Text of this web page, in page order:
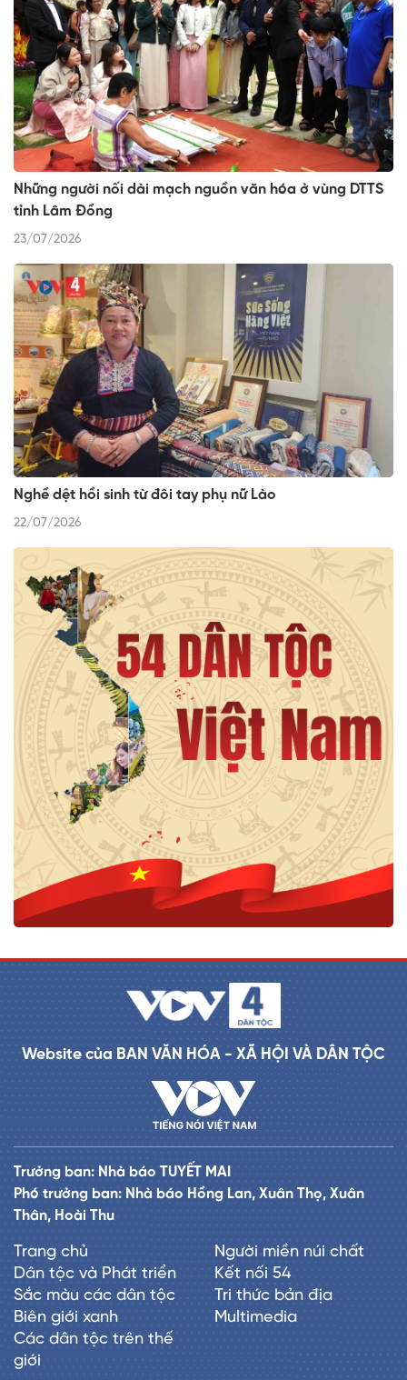
Những người nối dài mạch nguồn văn hóa ở vùng DTTS
tỉnh Lâm Đồng
23/07/2026
Nghề dệt hồi sinh từ đôi tay phụ nữ Lào
22/07/2026
Website của BAN VĂN HÓA - XÃ HỘI VÀ DÂN TỘC
Trưởng ban: Nhà báo TUYẾT MAI
Phó trưởng ban: Nhà báo Hồng Lan, Xuân Thọ, Xuân
Thân, Hoài Thu
Trang chủ
Dân tộc và Phát triển
Sắc màu các dân tộc
Biên giới xanh
Các dân tộc trên thế
giới
Người miền núi chất
Kết nối 54
Tri thức bản địa
Multimedia